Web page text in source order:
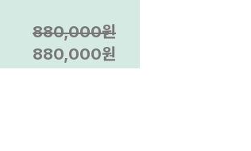
880,000원
880,000원